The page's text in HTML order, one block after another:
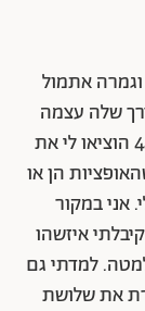
בת 42, נשואה 19 שנים וגמרה אתמול
שלה עצמה
אל האורגזמה הנשית הייתה ארוכה: "בגיל 44 הוציאו לי את
הן או
אני במקור
איזשהו
למדתי גם
את שלושת